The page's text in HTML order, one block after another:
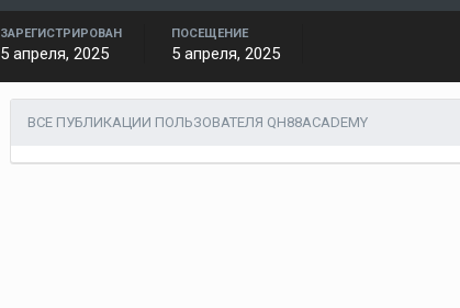
ЗАРЕГИСТРИРОВАН
5 апреля, 2025
ПОСЕЩЕНИЕ
5 апреля, 2025
ВСЕ ПУБЛИКАЦИИ ПОЛЬЗОВАТЕЛЯ QH88ACADEMY